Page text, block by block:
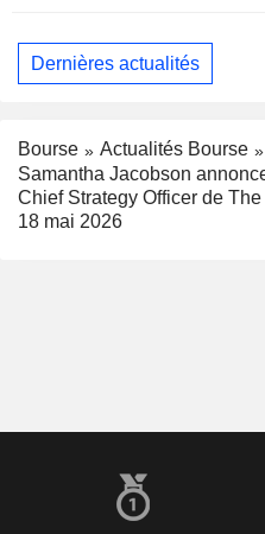
Dernières actualités
Bourse
Actualités Bourse
Samantha Jacobson
Chief Strategy Officer de
18 mai 2026